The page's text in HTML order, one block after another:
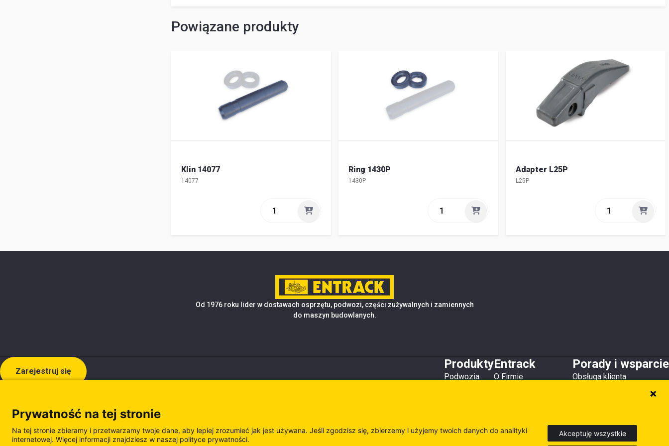
Powiązane produkty
Klin 14077
14077
Ring 1430P
1430P
Adapter L25P
L25P
Od 1976 roku lider w dostawach osprzętu, podwozi, części zużywalnych i zamiennych
do maszyn budowlanych.
Zarejestruj się
Produkty
Podwozia
Entrack
O Firmie
Porady i wsparcie
Obsługa klienta
Prywatność na tej stronie
Na tej stronie zbieramy i przetwarzamy twoje dane, aby lepiej zrozumieć jak jest używana. Jeśli zgodzisz się, zbierzemy i użyjemy twoich danych do analityki
internetowej. Więcej informacji znajdziesz w naszej polityce prywatności.
Akceptuję wszystkie